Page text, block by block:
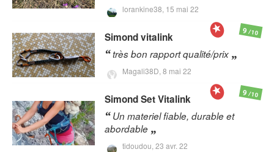
lorankine38, 15 mai 22
Simondvitalink
très bon rapport qualité/prix
Magali38D, 8 mai 22
9/10
SimondSet Vitalink
Un materiel fiable, durable et
abordable
tidoudou, 23 avr. 22
9/10